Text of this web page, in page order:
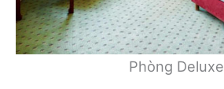
Phòng Deluxe